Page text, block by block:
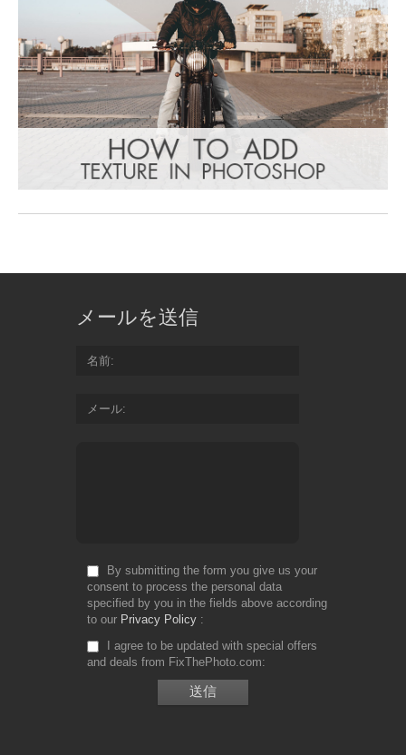
メールを送信
名前
メール
By submitting the form you give us your
consent to process the personal data
specified by you in the fields above according
to our Privacy Policy
I agree to be updated with special offers
and deals from FixThePhoto.com